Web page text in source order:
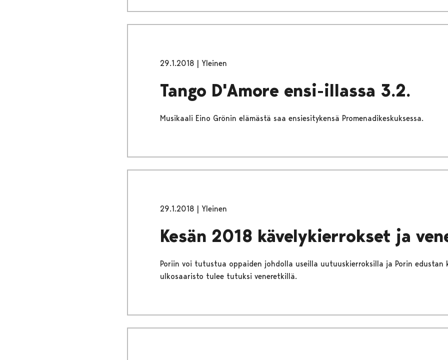
29.1.2018 | Yleinen
Tango D'Amore ensi-illassa 3.2.
Musikaali Eino Grönin elämästä saa ensiesitykensä Promenadikeskuksessa.
29.1.2018 | Yleinen
Kesän 2018 kävelykierrokset ja
Poriin voi tutustua oppaiden johdolla useilla uutuuskierroksilla ja Porin edustan
ulkosaaristo tulee tutuksi veneretkillä.